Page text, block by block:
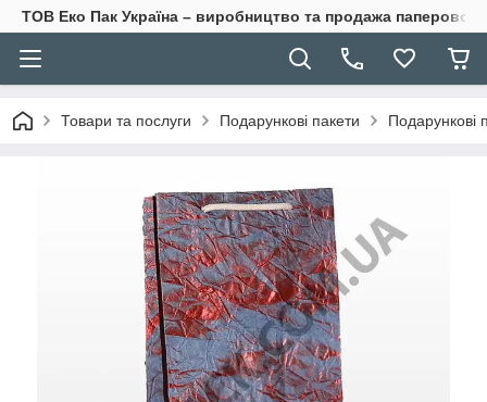
ТОВ Еко Пак Україна – виробництво та продажа паперової
Товари та послуги Подарункові пакети Подарункові